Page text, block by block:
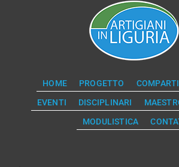
HOME PROGETTO COMPARTI
EVENTI
DISCIPLINARI
MODULISTICA